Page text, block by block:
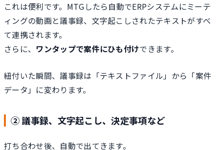
これは便利です。MTGしたら自動でERPシステムにミーテ
ィングの動画と議事録、文字起こしされたテキストがすべ
て連携されます。
さらに、 ワンタップで案件にひも付けできます。
紐付いた瞬間、議事録は「テキストファイル」から「案件
データ」に変わります。
② 議事録、文字起こし、決定事項など
打ち合わせ後、自動で出てきます。